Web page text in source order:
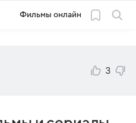
Фильмы онлайн
3